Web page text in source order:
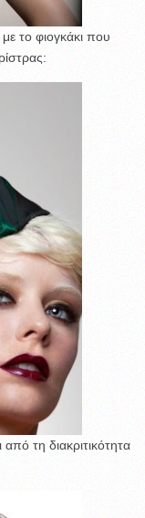
με το φιογκάκι που
τη διακριτικότητα